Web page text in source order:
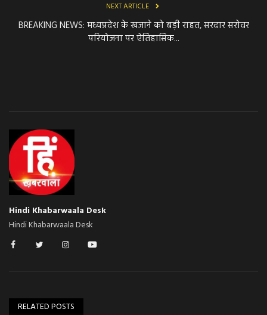
NEXT ARTICLE
BREAKING NEWS: मध्यप्रदेश के खजाने को बड़ी राहत, सरदार सरोवर
परियोजना पर ऐतिहासिक...
Hindi Khabarwaala Desk
Hindi Khabarwaala Desk
RELATED POSTS